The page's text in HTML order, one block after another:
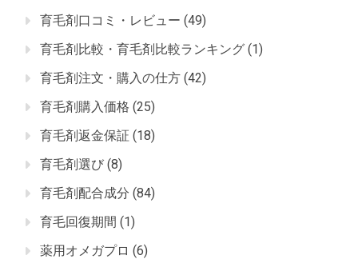
育毛剤口コミ・レビュー (49)
育毛剤比較・育毛剤比較ランキング (1)
育毛剤注文・購入の仕方 (42)
育毛剤購入価格 (25)
育毛剤返金保証 (18)
育毛剤選び (8)
育毛剤配合成分 (84)
育毛回復期間 (1)
薬用オメガプロ (6)